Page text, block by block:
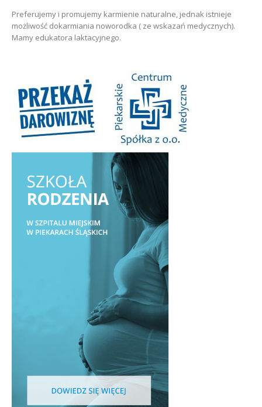
Preferujemy i promujemy karmienie naturalne, jednak istnieje
możliwość dokarmiania noworodka ( ze wskazań medycznych).
Mamy edukatora laktacyjnego.